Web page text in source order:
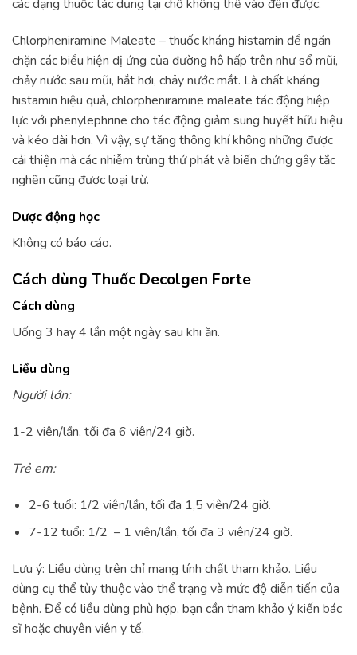
các dạng thuốc tác dụng tại chỗ không thể vào đến được.
Chlorpheniramine Maleate – thuốc kháng histamin để ngăn
chặn các biểu hiện dị ứng của đường hô hấp trên như sổ mũi,
chảy nước sau mũi, hắt hơi, chảy nước mắt. Là chất kháng
histamin hiệu quả, chlorpheniramine maleate tác động hiệp
lực với phenylephrine cho tác động giảm sung huyết hữu hiệu
và kéo dài hơn. Vì vậy, sự tăng thông khí không những được
cải thiện mà các nhiễm trùng thứ phát và biến chứng gây tắc
nghẽn cũng được loại trừ.
Dược động học
Không có báo cáo.
Cách dùng Thuốc Decolgen Forte
Cách dùng
Uống 3 hay 4 lần một ngày sau khi ăn.
Liều dùng
Người lớn:
1-2 viên/lần, tối đa 6 viên/24 giờ.
Trẻ em:
2-6 tuổi: 1/2 viên/lần, tối đa 1,5 viên/24 giờ.
7-12 tuổi: 1/2 – 1 viên/lần, tối đa 3 viên/24 giờ.
Lưu ý: Liều dùng trên chỉ mang tính chất tham khảo. Liều
dùng cụ thể tùy thuộc vào thể trạng và mức độ diễn tiến của
bệnh. Để có liều dùng phù hợp, bạn cần tham khảo ý kiến bác
sĩ hoặc chuyên viên y tế.